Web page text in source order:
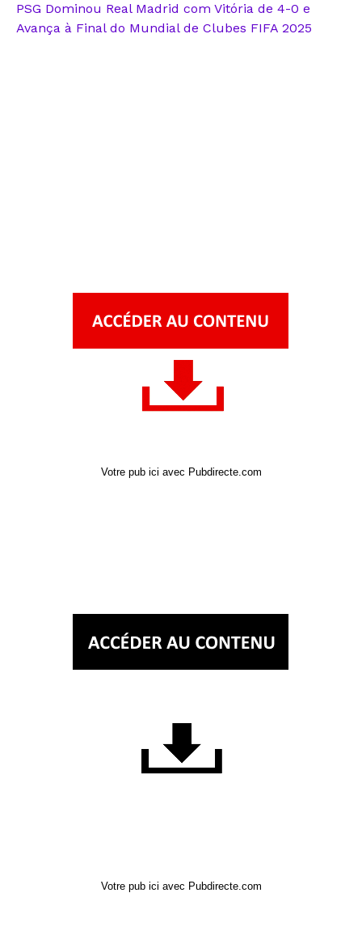
PSG Dominou Real Madrid com Vitória de 4-0 e
Avança à Final do Mundial de Clubes FIFA 2025
Votre pub ici avec Pubdirecte.com
Votre pub ici avec Pubdirecte.com